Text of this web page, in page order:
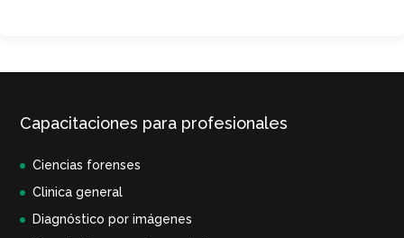
Capacitaciones para profesionales
Ciencias forenses
Clinica general
Diagnóstico por imágenes